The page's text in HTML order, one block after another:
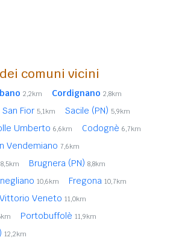
comuni vicini
2,2km Cordignano 2,8km
San Fior 5,1km Sacile (PN) 5,9km
Umberto 6,6km Codognè 6,7km
Vendemiano 7,6km
8,5km Brugnera (PN) 8,8km
10,6km Fregona 10,7km
Vittorio Veneto 11,0km
Portobuffolè 11,9km
12,2km